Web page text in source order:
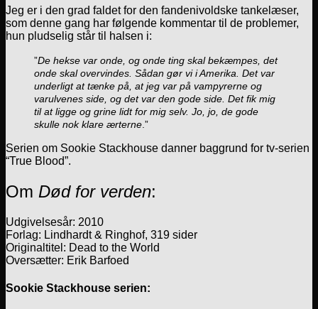
Jeg er i den grad faldet for den fandenivoldske tankelæser,
som denne gang har følgende kommentar til de problemer,
hun pludselig står til halsen i:
”De hekse var onde, og onde ting skal bekæmpes, det
onde skal overvindes. Sådan gør vi i Amerika. Det var
underligt at tænke på, at jeg var på vampyrerne og
varulvenes side, og det var den gode side. Det fik mig
til at ligge og grine lidt for mig selv. Jo, jo, de gode
skulle nok klare ærterne.”
Serien om Sookie Stackhouse danner baggrund for tv-serien
“True Blood”.
Om Død for verden:
Udgivelsesår: 2010
Forlag: Lindhardt & Ringhof, 319 sider
Originaltitel: Dead to the World
Oversætter: Erik Barfoed
Sookie Stackhouse serien: